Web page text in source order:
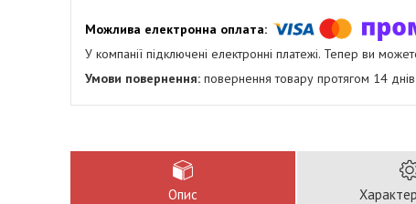
У компанії підключені електронні платежі. Тепер ви
повернення товару протягом 14 днів
Опис